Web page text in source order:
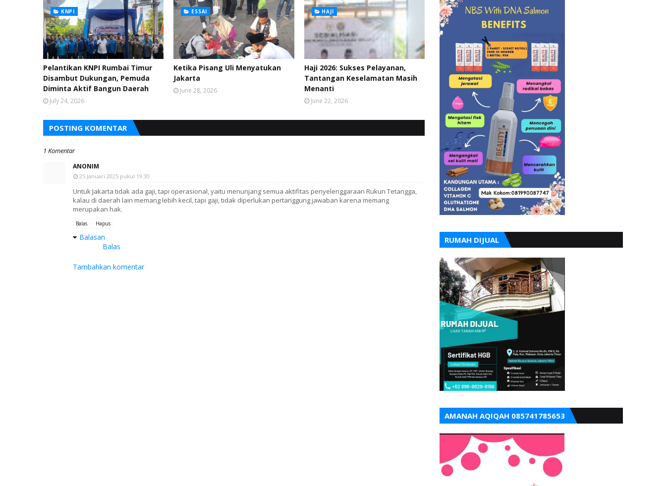
KNPI
Pelantikan KNPI Rumbai Timur
Disambut Dukungan, Pemuda
Diminta Aktif Bangun Daerah
July 24, 2026
ESSAI
Ketika Pisang Uli Menyatukan
Jakarta
June 28, 2026
HAJI
Haji 2026: Sukses Pelayanan,
Tantangan Keselamatan Masih
Menanti
June 22, 2026
POSTING KOMENTAR
1 Komentar
ANONIM
25 Januari 2025 pukul 19.30
Untuk Jakarta tidak ada gaji, tapi operasional, yaitu menunjang semua aktifitas penyelenggaraan Rukun Tetangga,
kalau di daerah lain memang lebih kecil, tapi gaji, tidak diperlukan pertanggung jawaban karena memang
merupakan hak.
Balas Hapus
Balasan
Balas
Tambahkan komentar
RUMAH DIJUAL
AMANAH AQIQAH 085741785653